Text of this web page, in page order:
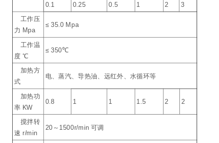
0.1
0.25 0.5 1 2
3
工作压
力 Mpa
≤ 35.0 Mpa
工作温
度 ℃
≤ 350℃
加热方
式
电、蒸汽、导热油、远红外、水循环等
加热功
率 KW
0.8 1 1 1.5 2 2
搅拌转
速 r/min
20～1500r/min 可调